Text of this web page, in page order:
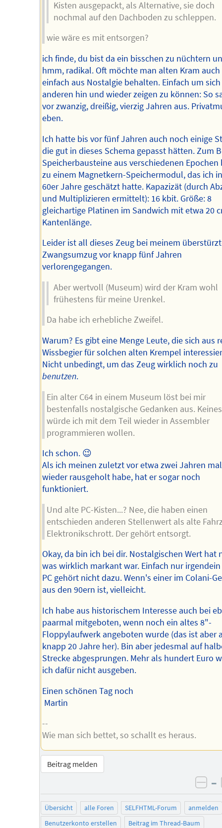
Kisten ausgepackt, als Alternative, sie doch
nochmal auf den Dachboden zu schleppen.
wie wäre es mit entsorgen?
ich finde, du bist da ein bisschen zu nüchtern
hmm, radikal. Oft möchte man alten Kram auch
einfach aus Nostalgie behalten. Einfach um
anderen hin und wieder zeigen zu können: So
vor zwanzig, dreißig, vierzig Jahren aus.
eben.
Ich hatte bis vor fünf Jahren auch noch einige
die gut in dieses Schema gepasst hätten. Zum
Speicherbausteine aus verschiedenen Epochen
zu einem Magnetkern-Speichermodul, das ich
60er Jahre geschätzt hatte. Kapazizät (durch
und Multiplizieren ermittelt): 16 kbit. Größe: 8
gleichartige Platinen im Sandwich mit etwa 20
Kantenlänge.
Leider ist all dieses Zeug bei meinem
Zwangsumzug vor knapp fünf Jahren
verlorengegangen.
Aber wertvoll (Museum) wird der Kram wohl
frühestens für meine Urenkel.
Da habe ich erhebliche Zweifel.
Warum? Es gibt eine Menge Leute, die sich aus
Wissbegier für solchen alten Krempel
Nicht unbedingt, um das Zeug wirklich noch zu
benutzen.
Ein alter C64 in einem Museum löst bei mir
bestenfalls nostalgische Gedanken aus.
würde ich mit dem Teil wieder in Assembler
programmieren wollen.
Ich schon. 😉
Als ich meinen zuletzt vor etwa zwei Jahren mal
wieder rausgeholt habe, hat er sogar noch
funktioniert.
Und alte PC-Kisten...? Nee, die haben einen
entschieden anderen Stellenwert als alte
Elektronikschrott. Der gehört entsorgt.
Okay, da bin ich bei dir. Nostalgischen Wert hat
was wirklich markant war. Einfach nur
PC gehört nicht dazu. Wenn's einer im Colani-
aus den 90ern ist, vielleicht.
Ich habe aus historischem Interesse auch bei
paarmal mitgeboten, wenn noch ein altes 8"-
Floppylaufwerk angeboten wurde (das ist aber
knapp 20 Jahre her). Bin aber jedesmal auf
Strecke abgesprungen. Mehr als hundert Euro
ich dafür nicht ausgeben.
Einen schönen Tag noch
Martin
--
Wie man sich bettet, so schallt es heraus.
Beitrag melden
–
Übersicht alle Foren SELFHTML-Forum
anmelden
Benutzerkonto erstellen
Beitrag im Thread-Baum